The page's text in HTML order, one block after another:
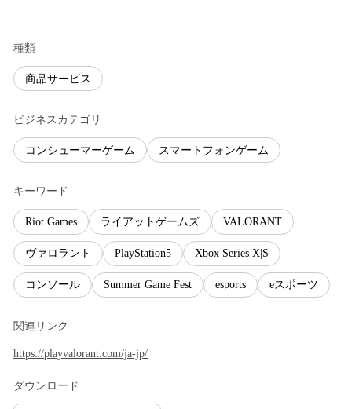
種類
商品サービス
ビジネスカテゴリ
コンシューマーゲーム スマートフォンゲーム
キーワード
Riot Games ライアットゲームズ VALORANT
ヴァロラント PlayStation5 Xbox Series X|S
コンソール Summer Game Fest esports eスポーツ
関連リンク
https://playvalorant.com/ja-jp/
ダウンロード